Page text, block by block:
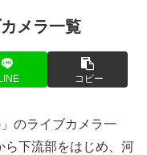
メラ一覧
コピー
のライブカメラ一
ら下流部をはじめ、河